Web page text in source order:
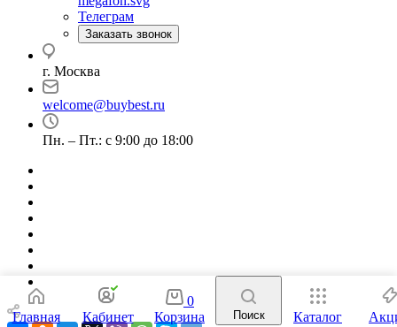
Телеграм
Заказать звонок
г. Москва
welcome@buybest.ru
Пн. – Пт.: с 9:00 до 18:00
Главная Кабинет
0
Корзина
Поиск Каталог